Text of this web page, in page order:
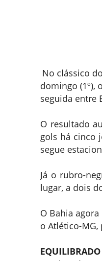
No clássico
domingo (1º),
seguida entre
O resultado
gols há cinco
segue
Já o rubro-
lugar, a dois
O Bahia
o Atlético-
EQUILIBRADO